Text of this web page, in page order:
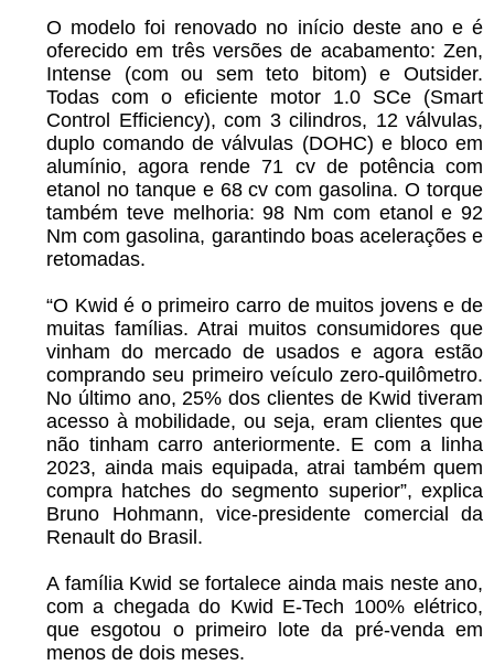
O modelo foi renovado no início deste ano e é
oferecido em três versões de acabamento: Zen,
Intense (com ou sem teto bitom) e Outsider.
Todas com o eficiente motor 1.0 SCe (Smart
Control Efficiency), com 3 cilindros, 12 válvulas,
duplo comando de válvulas (DOHC) e bloco em
alumínio, agora rende 71 cv de potência com
etanol no tanque e 68 cv com gasolina. O torque
também teve melhoria: 98 Nm com etanol e 92
Nm com gasolina, garantindo boas acelerações e
retomadas.
“O Kwid é o primeiro carro de muitos jovens e de
muitas famílias. Atrai muitos consumidores que
vinham do mercado de usados e agora estão
comprando seu primeiro veículo zero-quilômetro.
No último ano, 25% dos clientes de Kwid tiveram
acesso à mobilidade, ou seja, eram clientes que
não tinham carro anteriormente. E com a linha
2023, ainda mais equipada, atrai também quem
compra hatches do segmento superior”, explica
Bruno Hohmann, vice-presidente comercial da
Renault do Brasil.
A família Kwid se fortalece ainda mais neste ano,
com a chegada do Kwid E-Tech 100% elétrico,
que esgotou o primeiro lote da pré-venda em
menos de dois meses.